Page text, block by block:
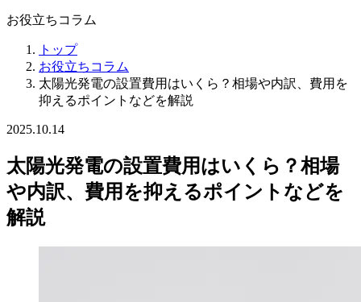
お役立ちコラム
トップ
お役立ちコラム
太陽光発電の設置費用はいくら？相場や内訳、費用を
抑えるポイントなどを解説
2025.10.14
太陽光発電の設置費用はいくら？相場
や内訳、費用を抑えるポイントなどを
解説